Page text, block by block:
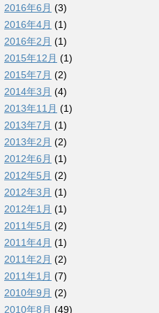
2016年6月 (3)
2016年4月 (1)
2016年2月 (1)
2015年12月 (1)
2015年7月 (2)
2014年3月 (4)
2013年11月 (1)
2013年7月 (1)
2013年2月 (2)
2012年6月 (1)
2012年5月 (2)
2012年3月 (1)
2012年1月 (1)
2011年5月 (2)
2011年4月 (1)
2011年2月 (2)
2011年1月 (7)
2010年9月 (2)
2010年8月 (49)